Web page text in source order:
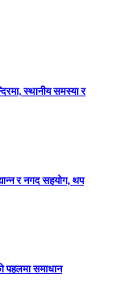
स्थानीय समस्या र
र नगद सहयोग, थप
पहलमा समाधान